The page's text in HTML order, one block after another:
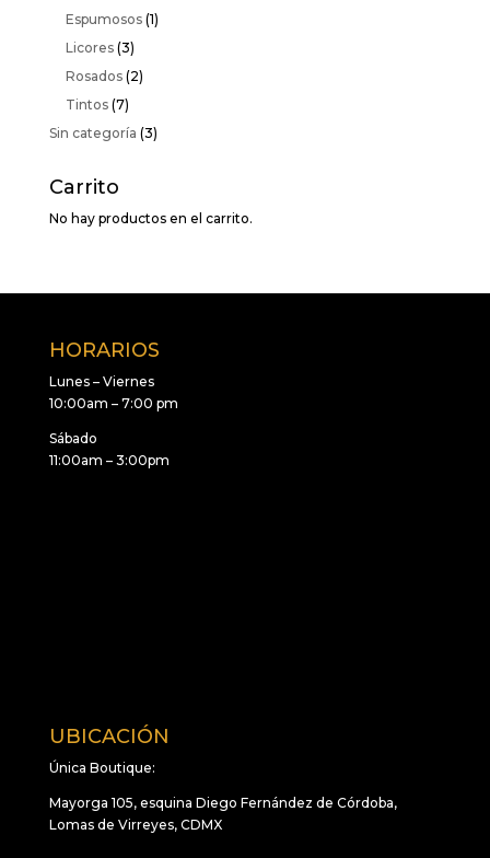
Espumosos (1)
Licores (3)
Rosados (2)
Tintos (7)
Sin categoría (3)
Carrito
No hay productos en el carrito.
HORARIOS
Lunes – Viernes
10:00am – 7:00 pm
Sábado
11:00am – 3:00pm
UBICACIÓN
Única Boutique:
Mayorga 105, esquina Diego Fernández de Córdoba,
Lomas de Virreyes, CDMX